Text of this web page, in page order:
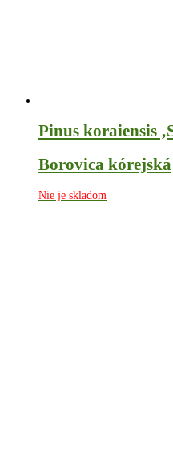
Pinus koraiensis
Borovica kórejská
Nie je skladom